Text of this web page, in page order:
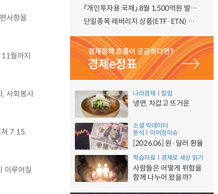
사항을
월까지
사회봉사
7.15.
이루어질
「개인투자용 국채」 8월 1,500억원 발행 예정
단일종목 레버리지 상품(ETF·ETN) 기본예탁금 강화 조기시행 방안 안내
나라경제ㅣ칼럼
냉면, 차갑고 뜨거운
소셜 빅데이터
분석ㅣ이머징이슈
[2026.06] 원·달러 환율
학습자료ㅣ경제로 세상 읽기
사람들은 어떻게 위험을
함께 나누어 왔을까?